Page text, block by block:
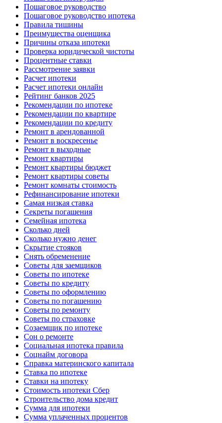
Пошаговое руководство
Пошаговое руководство ипотека
Правила тишины
Преимущества оценщика
Причины отказа ипотеки
Проверка юридической чистоты
Процентные ставки
Рассмотрение заявки
Расчет ипотеки
Расчет ипотеки онлайн
Рейтинг банков 2025
Рекомендации по ипотеке
Рекомендации по квартире
Рекомендации по кредиту
Ремонт в арендованной
Ремонт в воскресенье
Ремонт в выходные
Ремонт квартиры
Ремонт квартиры бюджет
Ремонт квартиры советы
Ремонт комнаты стоимость
Рефинансирование ипотеки
Самая низкая ставка
Секреты погашения
Семейная ипотека
Сколько дней
Сколько нужно денег
Скрытие стояков
Снять обременение
Советы для заемщиков
Советы по ипотеке
Советы по кредиту
Советы по оформлению
Советы по погашению
Советы по ремонту
Советы по страховке
Созаемщик по ипотеке
Сон о ремонте
Социальная ипотека правила
Соцнайм договора
Справка материнского капитала
Ставка по ипотеке
Ставки на ипотеку
Стоимость ипотеки Сбер
Строительство дома кредит
Сумма для ипотеки
Сумма уплаченных процентов